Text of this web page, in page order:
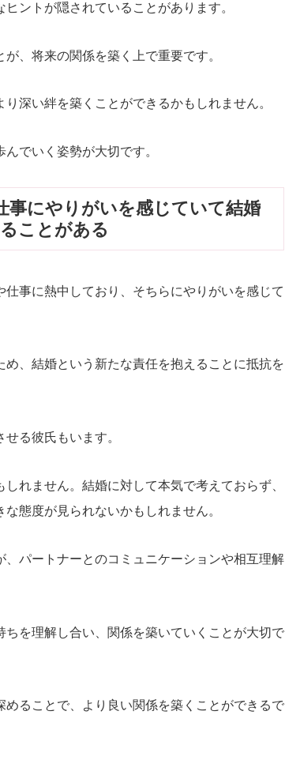
ントが隠されていることがあります。
、将来の関係を築く上で重要です。
深い絆を築くことができるかもしれません。
でいく姿勢が大切です。
事にやりがいを感じていて結婚
ことがある
事に熱中しており、そちらにやりがいを感じて
、結婚という新たな責任を抱えることに抵抗を
る彼氏もいます。
れません。結婚に対して本気で考えておらず、
態度が見られないかもしれません。
パートナーとのコミュニケーションや相互理解
を理解し合い、関係を築いていくことが大切で
ることで、より良い関係を築くことができるで